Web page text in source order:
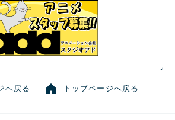
へ戻る トップページへ戻る